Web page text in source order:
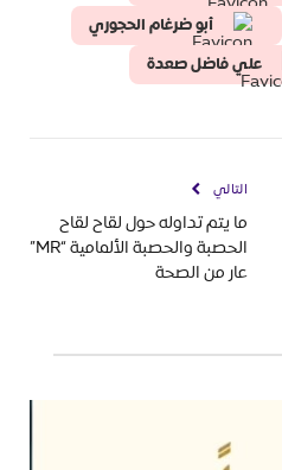
أبو ضرغام الحجوري
علي فاضل صعدة
التالي
ما يتم تداوله حول لقاح لقاح
الحصبة والحصبة الألمامية “MR”
عار من الصحة